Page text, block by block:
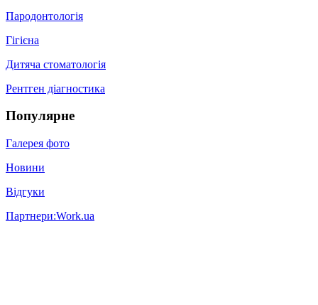
Пародонтологія
Гігієна
Дитяча стоматологія
Рентген діагностика
Популярне
Галерея фото
Новини
Відгуки
Партнери:Work.ua